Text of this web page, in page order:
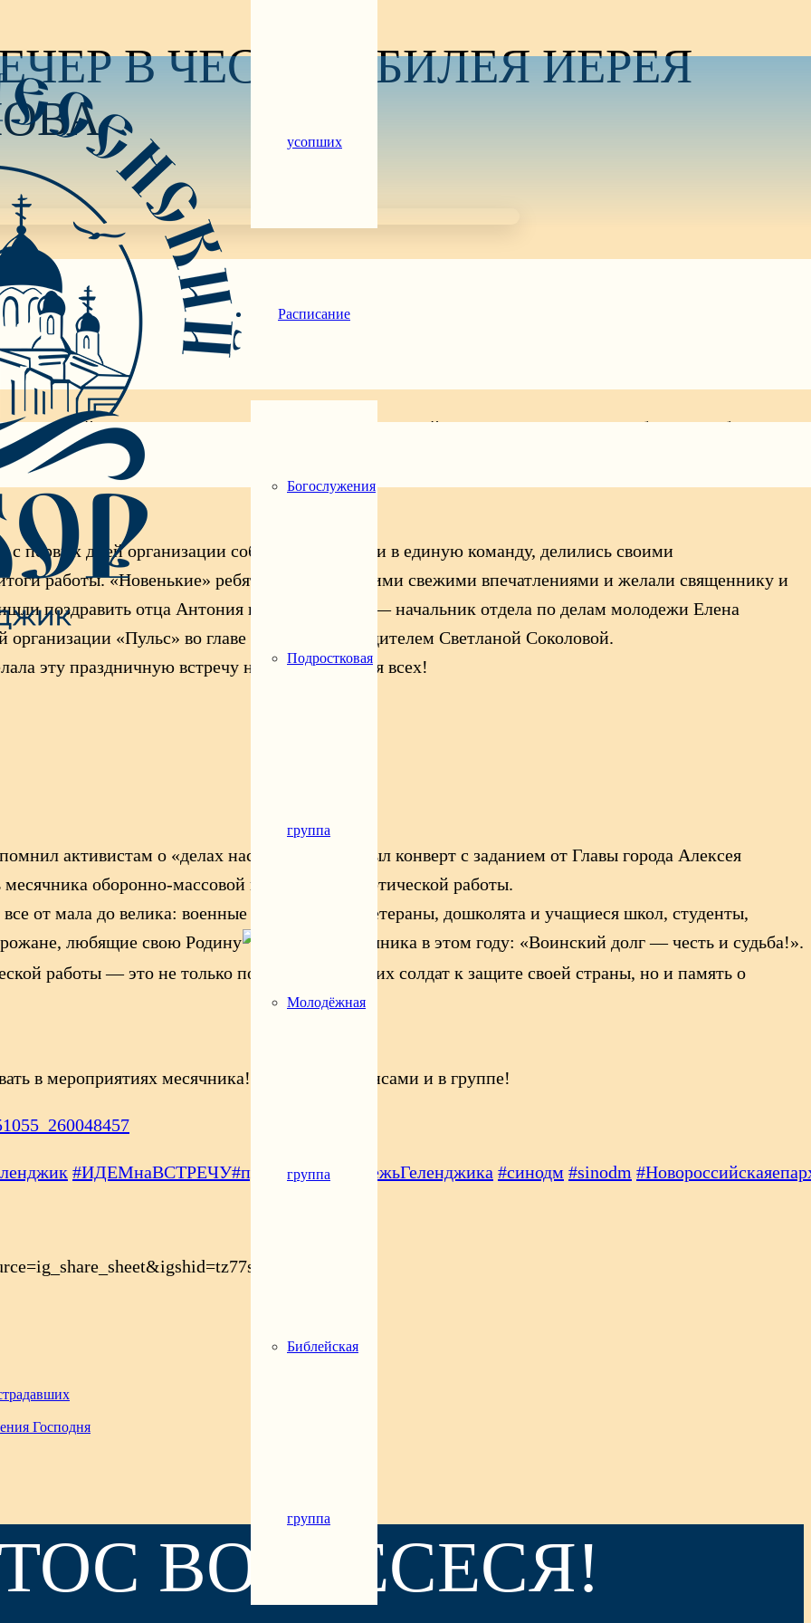
усопших
Расписание
Богослужения
Подростковая
группа
Молодёжная
группа
Библейская
группа
В ЧЕСТЬ ЮБИЛЕЯ ИЕРЕЯ
молодёжного движения «Верность» собралась вместе на праздничный вечер в честь
Геленджикского округа по работе с молодёжью, — иерея Антония Пульнова.
торт и много искренних добрых пожеланий. Огромное количество добрых слов было
и о его вкладе в существование всего движения.
с первых дней организации соборной молодёжи в единую команду, делились своими
работы. «Новенькие» ребята делились своими свежими впечатлениями и желали священнику и
поздравить отца Антония и важные гости — начальник отдела по делам молодежи Елена
«Пульс» во главе с новым руководителем Светланой Соколовой.
эту праздничную встречу незабываемой для всех!
активистам о «делах насущных» и вскрыл конверт с заданием от Главы города Алексея
месячника оборонно-массовой и военно-патриотической работы.
от мала до велика: военные организации, Ветераны, дошколята и учащиеся школ, студенты,
любящие свою Родину
. Девиз месячника в этом году: «Воинский долг — честь и судьба!».
работы — это не только подготовка будущих солдат к защите своей страны, но и память о
в мероприятиях месячника! Следите за анонсами и в группе!
#ИДЕМнаВСТРЕЧУ#правмол #МолодежьГеленджика #синодм #sinodm
Господня
ВОЗНЕСЕСЯ!